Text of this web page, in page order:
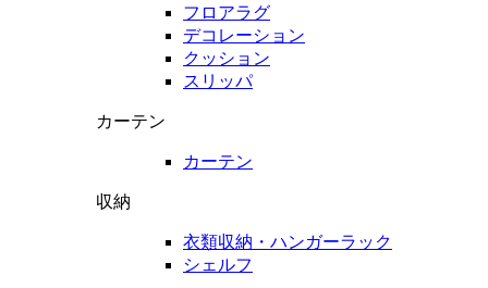
フロアラグ
デコレーション
クッション
スリッパ
カーテン
カーテン
収納
衣類収納・ハンガーラック
シェルフ